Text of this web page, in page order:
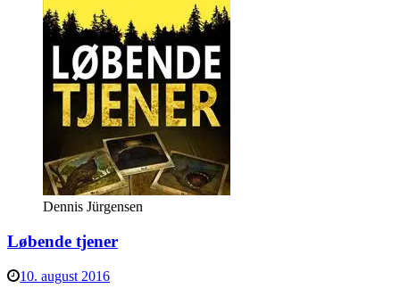
Dennis Jürgensen
Løbende tjener
10. august 2016